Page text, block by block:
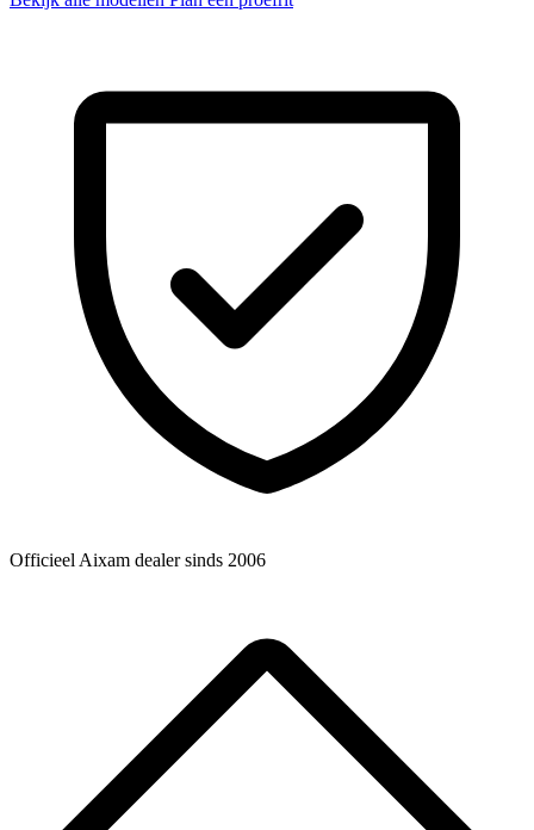
Officieel Aixam dealersinds 2006